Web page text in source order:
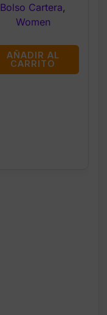
Bolso Cartera,
Women
AÑADIR AL
CARRITO